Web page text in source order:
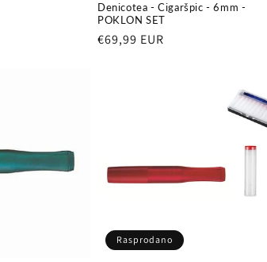
Denicotea - Cigaršpic - 6mm -
POKLON SET
Redovna
€69,99 EUR
Rasprodano